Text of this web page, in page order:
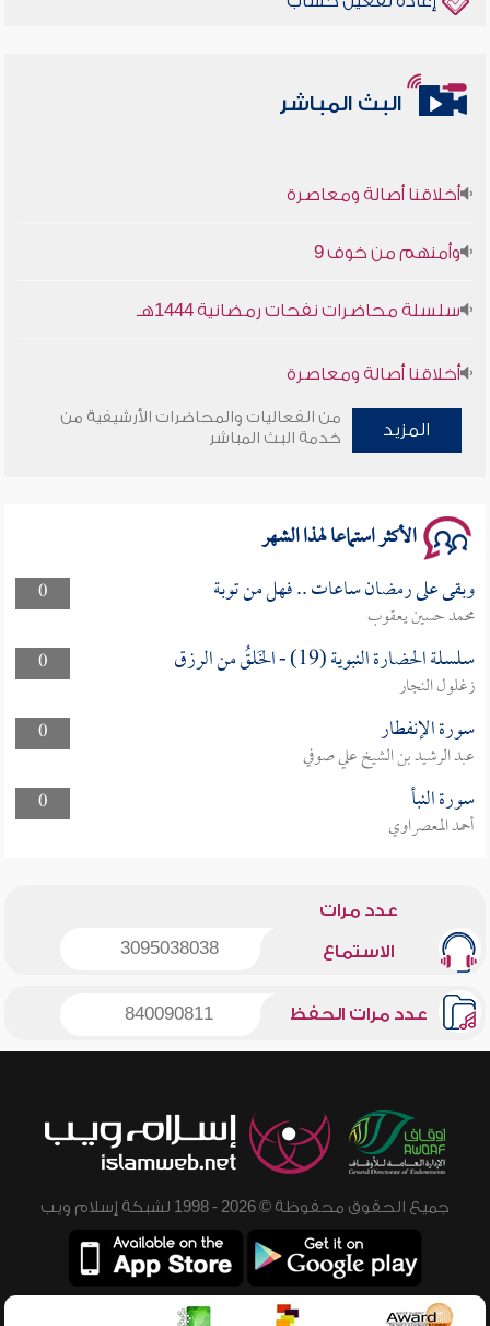
البث المباشر
أخلاقنا أصالة ومعاصرة
وأمنهم من خوف 9
سلسلة محاضرات نفحات رمضانية 1444هـ
أخلاقنا أصالة ومعاصرة
وأمنهم من خوف 9
المزيد
من الفعاليات والمحاضرات الأرشيفية من
خدمة البث المباشر
الأكثر استماعا لهذا الشهر
0 وبقى على رمضان ساعات .. فهل من توبة
محمد حسين يعقوب
0
سلسلة الحضارة النبوية (19) - الخَلقُ من الرزق
زغلول النجار
0
سورة الإنفطار
عبد الرشيد بن الشيخ علي صوفي
0
سورة النبأ
أحمد المعصراوي
عدد مرات
الاستماع 3095038038
عدد مرات الحفظ 840090811
جميع الحقوق محفوظة © 2026 - 1998 لشبكة إسلام ويب